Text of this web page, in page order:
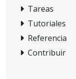
Tareas
Tutoriales
Referencia
Contribuir